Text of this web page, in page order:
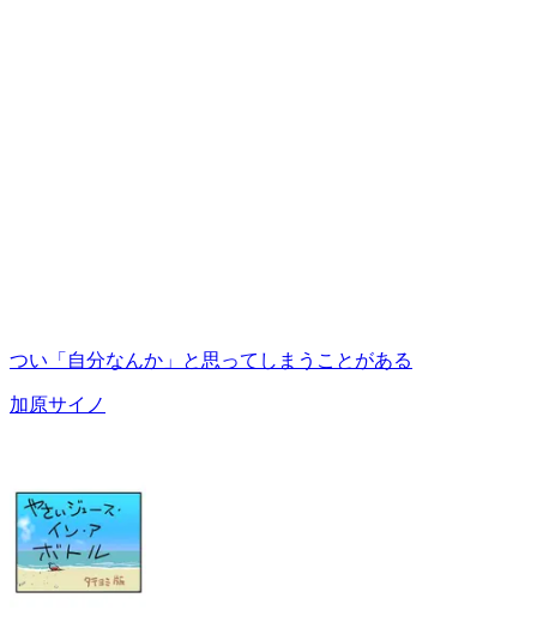
つい「自分なんか」と思ってしまうことがある
加原サイノ